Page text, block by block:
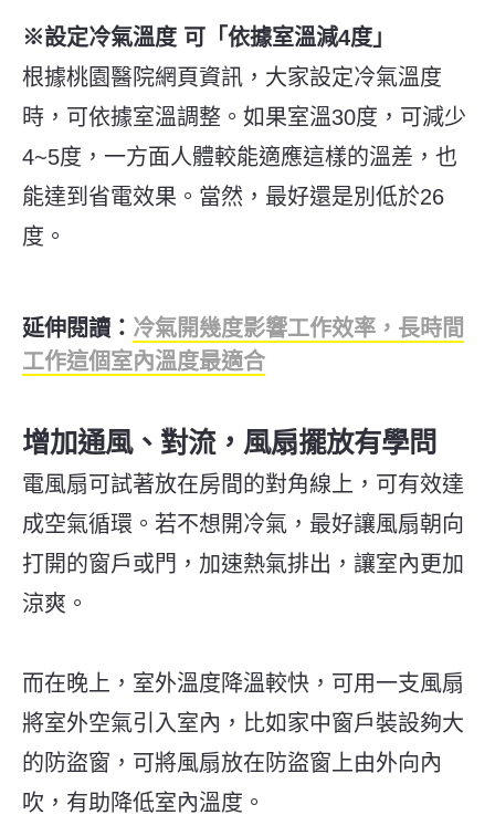
※設定冷氣溫度 可「依據室溫減4度」
根據桃園醫院網頁資訊，大家設定冷氣溫度
時，可依據室溫調整。如果室溫30度，可減少
4~5度，一方面人體較能適應這樣的溫差，也
能達到省電效果。當然，最好還是別低於26
度。
延伸閱讀： 冷氣開幾度影響工作效率，長時間
工作這個室內溫度最適合
增加通風、對流，風扇擺放有學問
電風扇可試著放在房間的對角線上，可有效達
成空氣循環。若不想開冷氣，最好讓風扇朝向
打開的窗戶或門，加速熱氣排出，讓室內更加
涼爽。
而在晚上，室外溫度降溫較快，可用一支風扇
將室外空氣引入室內，比如家中窗戶裝設夠大
的防盜窗，可將風扇放在防盜窗上由外向內
吹，有助降低室內溫度。